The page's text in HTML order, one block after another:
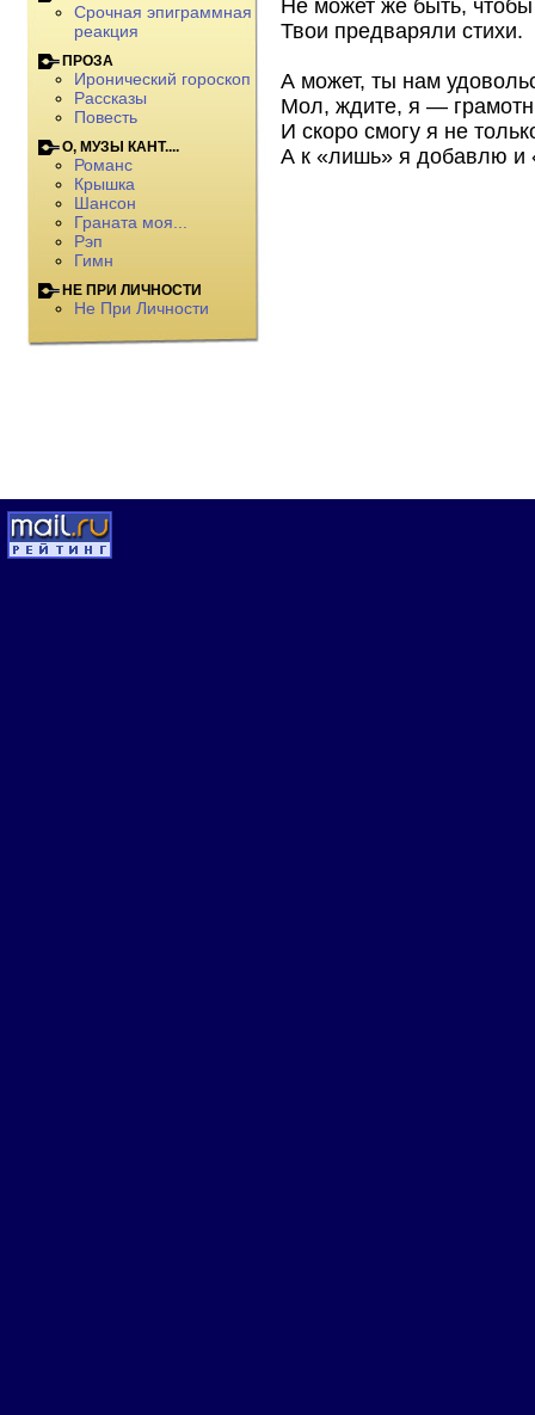
Не может же быть,
Твои предваряли стихи.
А может, ты нам
Мол, ждите, я —
И скоро смогу я не
А к «лишь» я добавлю и
Срочная эпиграммная
реакция
ПРОЗА
Иронический гороскоп
Рассказы
Повесть
О, МУЗЫ КАНТ....
Романс
Крышка
Шансон
Граната моя...
Рэп
Гимн
НЕ ПРИ ЛИЧНОСТИ
Не При Личности